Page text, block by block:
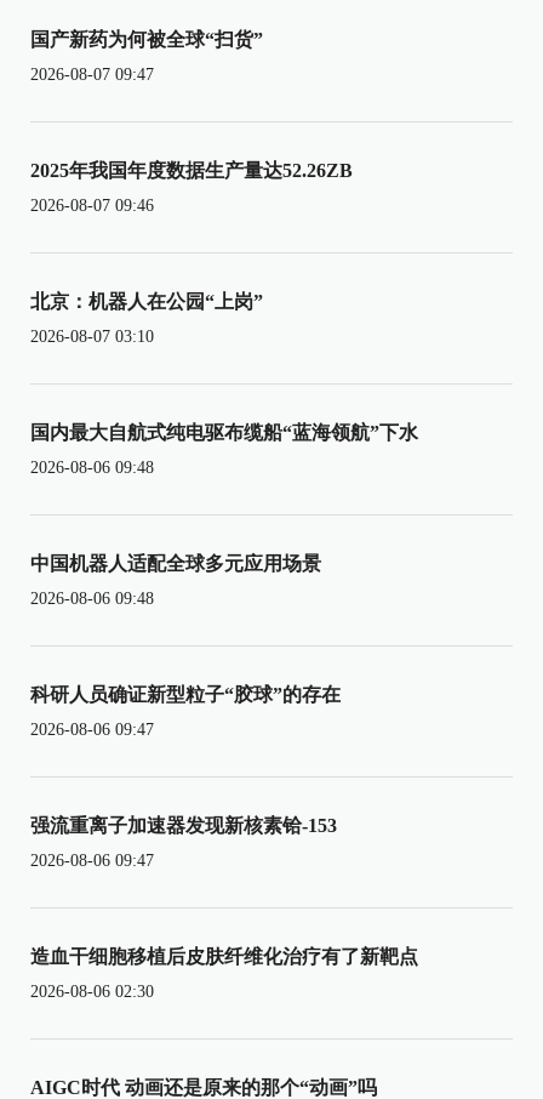
国产新药为何被全球“扫货”
2026-08-07 09:47
2025年我国年度数据生产量达52.26ZB
2026-08-07 09:46
北京：机器人在公园“上岗”
2026-08-07 03:10
国内最大自航式纯电驱布缆船“蓝海领航”下水
2026-08-06 09:48
中国机器人适配全球多元应用场景
2026-08-06 09:48
科研人员确证新型粒子“胶球”的存在
2026-08-06 09:47
强流重离子加速器发现新核素铪-153
2026-08-06 09:47
造血干细胞移植后皮肤纤维化治疗有了新靶点
2026-08-06 02:30
AIGC时代 动画还是原来的那个“动画”吗